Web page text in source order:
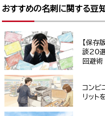
おすすめの名刺に関する豆
【保存
談20
回避術
コンビ
リット